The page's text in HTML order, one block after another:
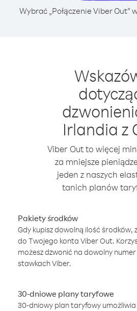
Wybrać „Połączenie Viber Out”
Irlandia z
Viber Out to więcej
za mniejsze
jeden z naszych
tanich planów
Pakiety środków
Gdy kupisz dowolną ilość
do Twojego konta Viber Out.
możesz dzwonić na dowolny
stawkach Viber.
30-dniowe plany taryfowe
30-dniowy plan taryfowy